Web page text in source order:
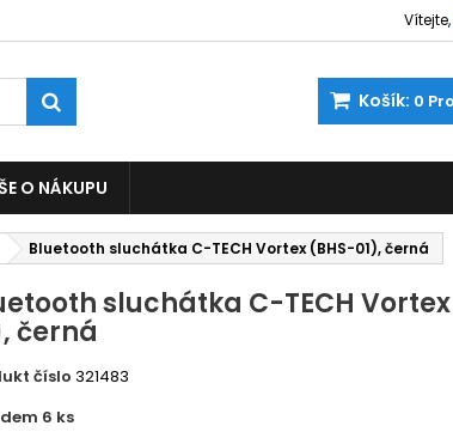
Vítejte,
Košík: 0
O NÁKUPU
Bluetooth sluchátka C-TECH Vortex (BHS-01), černá
sluchátka C-TECH
černá
číslo 321483
6 ks